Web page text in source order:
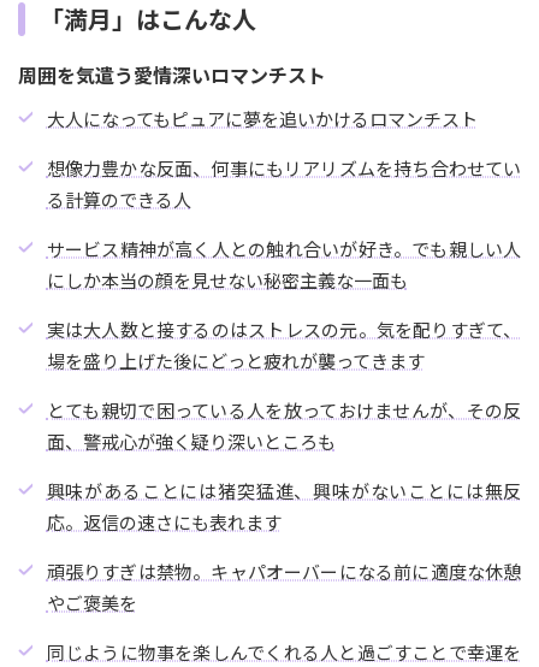
「満月」はこんな人
周囲を気遣う愛情深いロマンチスト
大人になってもピュアに夢を追いかけるロマンチスト
想像力豊かな反面、何事にもリアリズムを持ち合わせてい
る計算のできる人
サービス精神が高く人との触れ合いが好き。でも親しい人
にしか本当の顔を見せない秘密主義な一面も
実は大人数と接するのはストレスの元。気を配りすぎて、
場を盛り上げた後にどっと疲れが襲ってきます
とても親切で困っている人を放っておけませんが、その反
面、警戒心が強く疑り深いところも
興味があることには猪突猛進、興味がないことには無反
応。返信の速さにも表れます
頑張りすぎは禁物。キャパオーバーになる前に適度な休憩
やご褒美を
同じように物事を楽しんでくれる人と過ごすことで幸運を